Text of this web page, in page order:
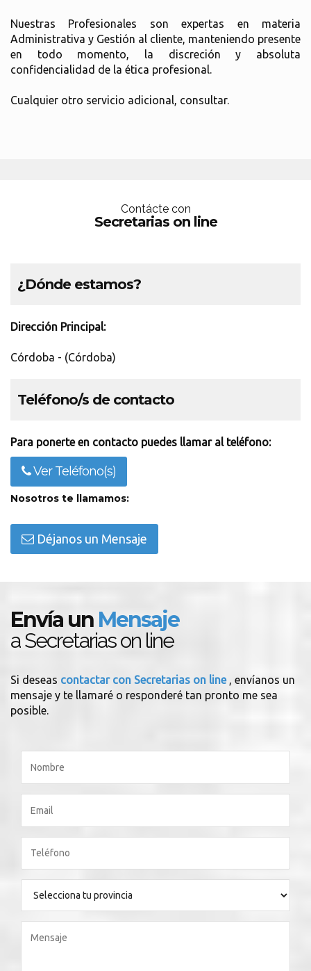
Nuestras Profesionales son expertas en materia
Administrativa y Gestión al cliente, manteniendo presente
en todo momento, la discreción y absoluta
confidencialidad de la ética profesional.
Cualquier otro servicio adicional, consultar.
Contácte con
Secretarias on line
¿Dónde estamos?
Dirección Principal:
Córdoba - (Córdoba)
Teléfono/s de contacto
Para ponerte en contacto puedes llamar al teléfono:
Ver Teléfono(s)
Nosotros te llamamos:
Déjanos un Mensaje
Envía un Mensaje
a Secretarias on line
Si deseas contactar con Secretarias on line , envíanos un
mensaje y te llamaré o responderé tan pronto me sea
posible.